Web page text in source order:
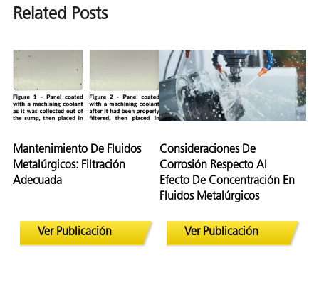
Related Posts
Mantenimiento De Fluidos
Metalúrgicos: Filtración
Adecuada
Ver Publicación
Consideraciones De
Corrosión Respecto Al
Efecto De Concentración En
Fluidos Metalúrgicos
Ver Publicación